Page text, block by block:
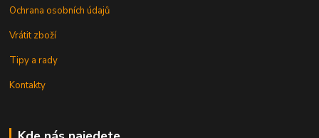
Ochrana osobních údajů
Vrátit zboží
Tipy a rady
Kontakty